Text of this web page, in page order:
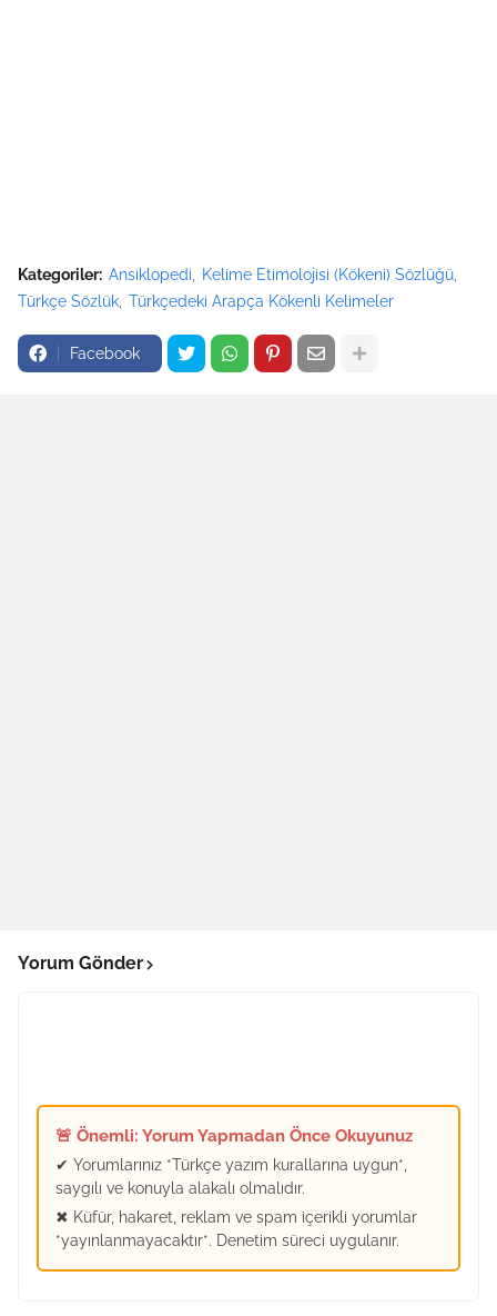
Kategoriler: Ansiklopedi
Kelime Etimolojisi (Kökeni) Sözlüğü
Türkçe Sözlük Türkçedeki Arapça Kökenli Kelimeler
Facebook
Yorum Gönder
🚨 Önemli: Yorum Yapmadan Önce Okuyunuz
✔ Yorumlarınız *Türkçe yazım kurallarına uygun*,
saygılı ve konuyla alakalı olmalıdır.
✖ Küfür, hakaret, reklam ve spam içerikli yorumlar
*yayınlanmayacaktır*. Denetim süreci uygulanır.